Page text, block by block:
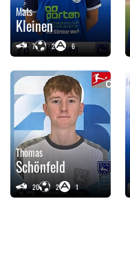
Mats
Kleinen
7 2 6
Thomas
Schönfeld
20 2 1